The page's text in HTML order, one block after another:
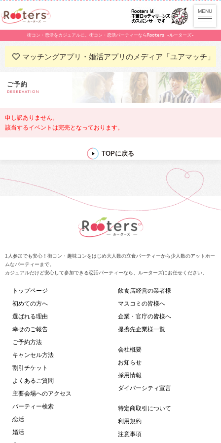
街コン・恋活をカジュアルに。街コン・恋活パーティーならRooters -ルーターズ-
マッチングアプリ・婚活アプリのメディア「ユアマッチ」
ご予約
RESERVATION
申し訳ありません。
該当するイベントは完売となっております。
TOPに戻る
1人参加でも安心！街コン・趣味コンをはじめ大人数の立食パーティーから少人数のアットホー
ムなパーティーまで。
カジュアルだけど安心して参加できる恋活パーティーなら、ルーターズにお任せください。
トップページ
初めての方へ
選ばれる理由
幸せのご報告
ご予約方法
キャンセル方法
割引チケット
よくあるご質問
主要会場へのアクセス
パーティー検索
恋活
婚活
飲食店経営の業者様
マスコミの皆様へ
企業・官庁の皆様へ
提携先企業様一覧
会社概要
お知らせ
採用情報
ダイバーシティ宣言
特定商取引について
利用規約
注意事項